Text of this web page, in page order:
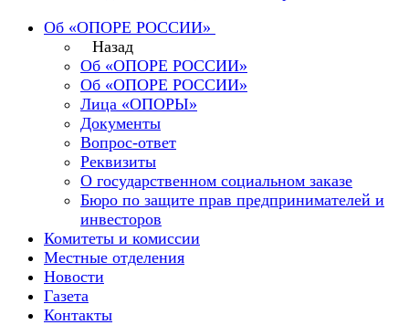
Об «ОПОРЕ РОССИИ»
Назад
Об «ОПОРЕ РОССИИ»
Об «ОПОРЕ РОССИИ»
Лица «ОПОРЫ»
Документы
Вопрос-ответ
Реквизиты
О государственном социальном заказе
Бюро по защите прав предпринимателей и
инвесторов
Комитеты и комиссии
Местные отделения
Новости
Газета
Контакты